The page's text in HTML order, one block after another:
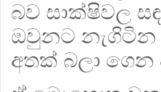
බව සාක්ෂිවල
ඔවුනට
අතක් බලා